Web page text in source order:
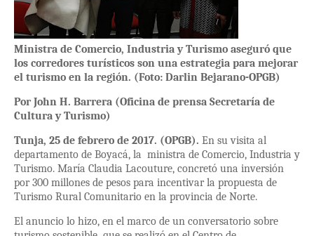
​Ministra de Comercio, Industria y Turismo aseguró que
los corredores turísticos son una estrategia para mejorar
el turismo en la región. (Foto: Darlin Bejarano-OPGB)
Por John H. Barrera (Oficina de prensa Secretaría de
Cultura y Turismo)
Tunja, 25 de febrero de 2017. (OPGB). En su visita al
departamento de Boyacá, la ministra de Comercio, Industria y
Turismo. María Claudia Lacouture, concretó una inversión
por 300 millones de pesos para incentivar la propuesta de
Turismo Rural Comunitario en la provincia de Norte.
El anuncio lo hizo, en el marco de un conversatorio sobre